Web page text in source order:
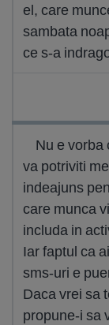
el, care
sambata
ce s-a
Nu e vorba
va potriviti
indeajuns
care munca
includa in
Iar faptul ca
sms-uri e
Daca vrei sa
propune-i sa